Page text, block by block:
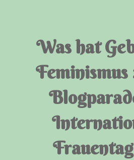
Was hat
Feminismus